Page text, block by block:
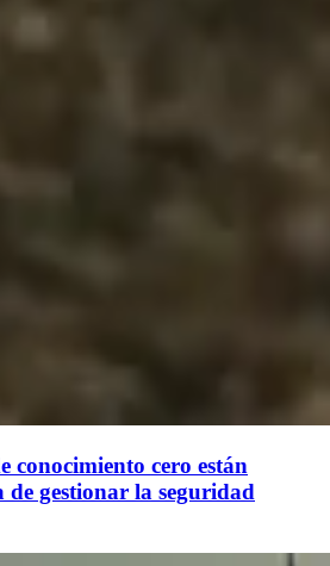
conocimiento cero están
gestionar la seguridad